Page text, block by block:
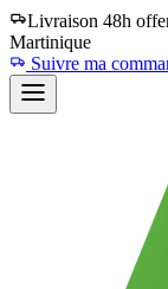
Livraison 48h
Martinique
Suivre ma